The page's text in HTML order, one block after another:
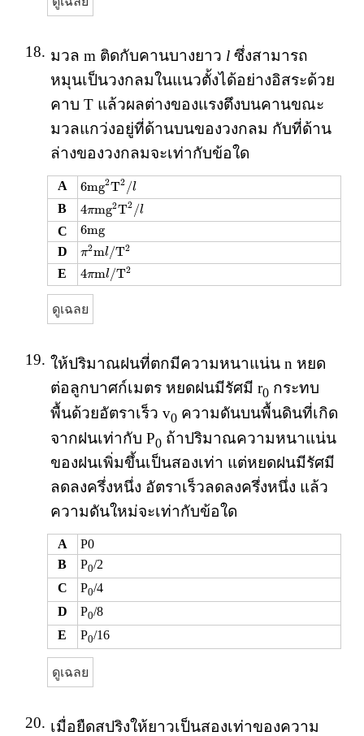
18. มวล m ติดกับคานบางยาว lซึ่งสามารถ
หมุนเป็นวงกลมในแนวตั้งได้อย่างอิสระด้วย
คาบ T แล้วผลต่างของแรงตึงบนคานขณะ
มวลแกว่งอยู่ที่ด้านบนของวงกลม กับที่ด้าน
ล่างของวงกลมจะเท่ากับข้อใด
A 6mg2T2 /l
6mg2T2/l
B 4πmg2T2 /l
4πmg2T2/l
C 6mg
6mg
D π2ml/T2
π2ml/T2
E 4πml/T2
4πml/T2
ดูเฉลย
19. ให้ปริมาณฝนที่ตกมีความหนาแน่น n หยด
ต่อลูกบาศก์เมตร หยดฝนมีรัศมี r0กระทบ
พื้นด้วยอัตราเร็ว v0ความดันบนพื้นดินที่เกิด
จากฝนเท่ากับ P0ถ้าปริมาณความหนาแน่น
ของฝนเพิ่มขึ้นเป็นสองเท่า แต่หยดฝนมีรัศมี
ลดลงครึ่งหนึ่ง อัตราเร็วลดลงครึ่งหนึ่ง แล้ว
ความดันใหม่จะเท่ากับข้อใด
A
P0
B
P0/2
C
P0/4
D
P0/8
E
P0/16
ดูเฉลย
20. เมื่อยืดสปริงให้ยาวเป็นสองเท่าของความ